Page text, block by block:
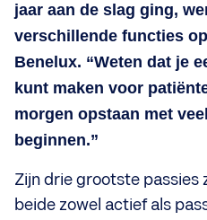
jaar aan de slag ging,
verschillende functies
Benelux. “Weten dat je
kunt maken voor
morgen opstaan met
beginnen.”
Zijn drie grootste passies
beide zowel actief als